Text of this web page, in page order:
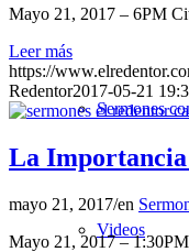
Sermones
Videos
Mayo 21, 2017 – 6PM
Leer más
https://
Redentor2017-05-21
La
mayo 21, 2017/en
Mayo 21, 2017 –